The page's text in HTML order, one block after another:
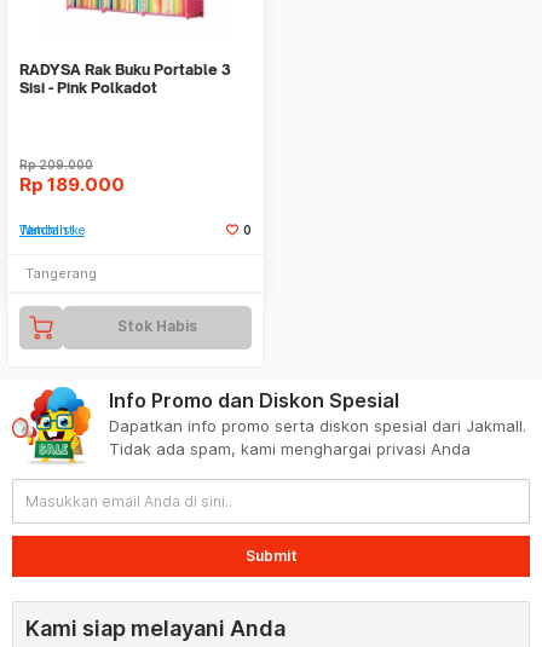
RADYSA Rak Buku Portable 3
Sisi - Pink Polkadot
Rp209.000
Rp 189.000
Tambah ke Watchlist 0
Tangerang
Stok Habis
Info Promo dan Diskon Spesial
Dapatkan info promo serta diskon spesial dari Jakmall.
Tidak ada spam, kami menghargai privasi Anda
Submit
Kami siap melayani Anda